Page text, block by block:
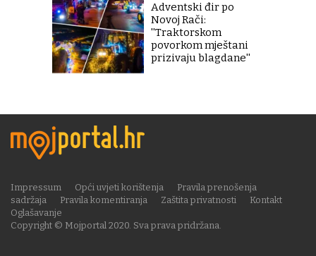
Adventski đir po
Novoj Rači:
''Traktorskom
povorkom mještani
prizivaju blagdane''
Copyright © Mojportal 2020. Sva prava pridržana.
Impressum Opći uvjeti korištenja
Pravila prenošenja
sadržaja
Pravila komentiranja Zaštita privatnosti
Kontakt
Oglašavanje